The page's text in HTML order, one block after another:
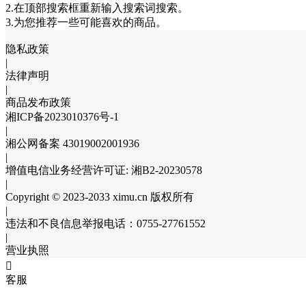
2.在顶部搜索框重新输入搜索词搜索。
3.为您推荐一些可能喜欢的商品。
隐私政策
|
法律声明
|
商品发布政策
湘ICP备2023010376号-1
|
湘公网备案 43019002001936
|
增值电信业务经营许可证: 湘B2-20230578
|
Copyright © 2023-2033 ximu.cn 版权所有
|
违法和不良信息举报电话：0755-27761552
|
营业执照

客服